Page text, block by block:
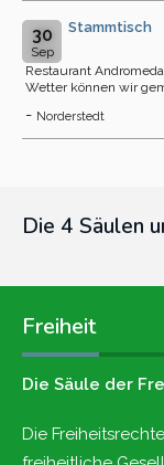
30
Sep
Stammtisch
Restaurant
Wetter können wir
- Norderstedt
Die 4 Säulen
Freiheit
Die Säule der
Die